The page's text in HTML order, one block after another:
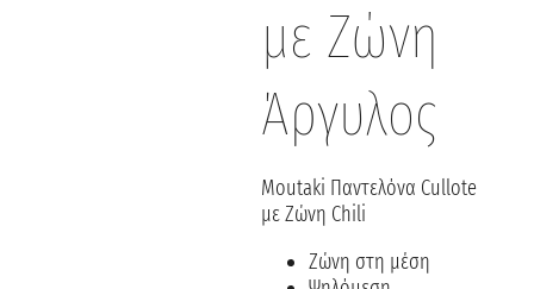
με Ζώνη
Άργυλος
Moutaki Παντελόνα Cullote
με Ζώνη Chili
Ζώνη στη μέση